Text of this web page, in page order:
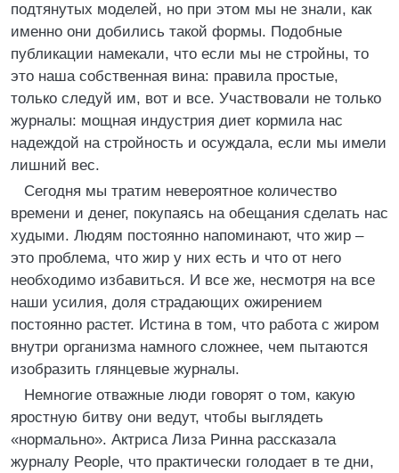
подтянутых моделей, но при этом мы не знали, как
именно они добились такой формы. Подобные
публикации намекали, что если мы не стройны, то
это наша собственная вина: правила простые,
только следуй им, вот и все. Участвовали не только
журналы: мощная индустрия диет кормила нас
надеждой на стройность и осуждала, если мы имели
лишний вес.
Сегодня мы тратим невероятное количество
времени и денег, покупаясь на обещания сделать нас
худыми. Людям постоянно напоминают, что жир –
это проблема, что жир у них есть и что от него
необходимо избавиться. И все же, несмотря на все
наши усилия, доля страдающих ожирением
постоянно растет. Истина в том, что работа с жиром
внутри организма намного сложнее, чем пытаются
изобразить глянцевые журналы.
Немногие отважные люди говорят о том, какую
яростную битву они ведут, чтобы выглядеть
«нормально». Актриса Лиза Ринна рассказала
журналу People, что практически голодает в те дни,